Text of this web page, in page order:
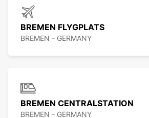
BREMEN FLYGPLATS
BREMEN - GERMANY
BREMEN CENTRALSTATION
BREMEN - GERMANY